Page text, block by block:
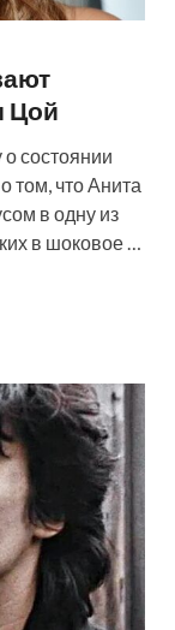
Цой
состоянии
том, что Анита
в одну из
в шоковое …